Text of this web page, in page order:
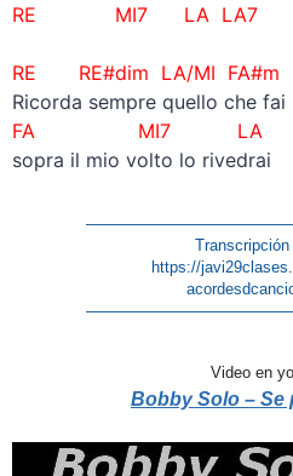
RE MI7 LA LA7
RE RE#dim LA/MI FA#m
Ricorda sempre quello che fai
FA MI7 LA
sopra il mio volto lo rivedrai
https://
Video en
Bobby Solo – Se